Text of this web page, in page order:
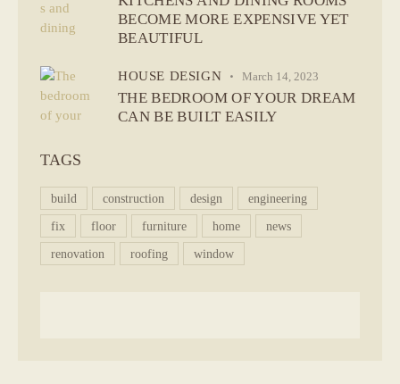
BECOME MORE EXPENSIVE YET
BEAUTIFUL
HOUSE DESIGN March 14, 2023
THE BEDROOM OF YOUR DREAM
CAN BE BUILT EASILY
TAGS
build construction design engineering
fix floor furniture home news
renovation roofing window